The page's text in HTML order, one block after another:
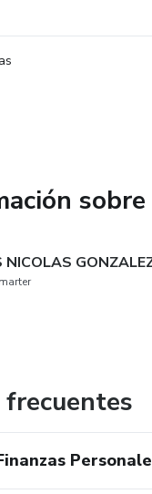
Tomá el
NICOLAS